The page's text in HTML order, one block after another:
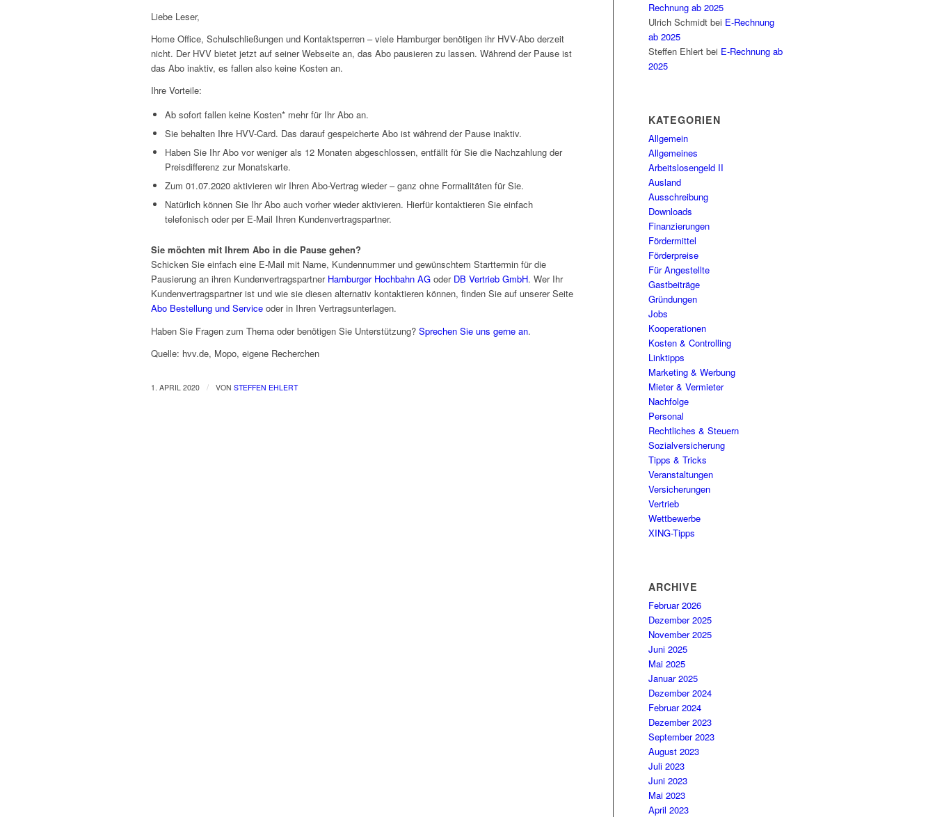
Liebe Leser,
Home Office, Schulschließungen und Kontaktsperren – viele Hamburger benötigen ihr HVV-Abo derzeit
nicht. Der HVV bietet jetzt auf seiner Webseite an, das Abo pausieren zu lassen. Während der Pause ist
das Abo inaktiv, es fallen also keine Kosten an.
Ihre Vorteile:
Ab sofort fallen keine Kosten* mehr für Ihr Abo an.
Sie behalten Ihre HVV-Card. Das darauf gespeicherte Abo ist während der Pause inaktiv.
Haben Sie Ihr Abo vor weniger als 12 Monaten abgeschlossen, entfällt für Sie die Nachzahlung der
Preisdifferenz zur Monatskarte.
Zum 01.07.2020 aktivieren wir Ihren Abo-Vertrag wieder – ganz ohne Formalitäten für Sie.
Natürlich können Sie Ihr Abo auch vorher wieder aktivieren. Hierfür kontaktieren Sie einfach
telefonisch oder per E-Mail Ihren Kundenvertragspartner.
Sie möchten mit Ihrem Abo in die Pause gehen?
Schicken Sie einfach eine E-Mail mit Name, Kundennummer und gewünschtem Starttermin für die
Pausierung an ihren Kundenvertragspartner Hamburger Hochbahn AG oder DB Vertrieb GmbH. Wer Ihr
Kundenvertragspartner ist und wie sie diesen alternativ kontaktieren können, finden Sie auf unserer Seite
Abo Bestellung und Service oder in Ihren Vertragsunterlagen.
Haben Sie Fragen zum Thema oder benötigen Sie Unterstützung? Sprechen Sie uns gerne an.
Quelle: hvv.de, Mopo, eigene Recherchen
1. APRIL 2020 / VON STEFFEN EHLERT
Rechnung ab 2025
Ulrich Schmidt bei E-Rechnung
ab 2025
Steffen Ehlert bei E-Rechnung ab
2025
KATEGORIEN
Allgemein
Allgemeines
Arbeitslosengeld II
Ausland
Ausschreibung
Downloads
Finanzierungen
Fördermittel
Förderpreise
Für Angestellte
Gastbeiträge
Gründungen
Jobs
Kooperationen
Kosten & Controlling
Linktipps
Marketing & Werbung
Mieter & Vermieter
Nachfolge
Personal
Rechtliches & Steuern
Sozialversicherung
Tipps & Tricks
Veranstaltungen
Versicherungen
Vertrieb
Wettbewerbe
XING-Tipps
ARCHIVE
Februar 2026
Dezember 2025
November 2025
Juni 2025
Mai 2025
Januar 2025
Dezember 2024
Februar 2024
Dezember 2023
September 2023
August 2023
Juli 2023
Juni 2023
Mai 2023
April 2023